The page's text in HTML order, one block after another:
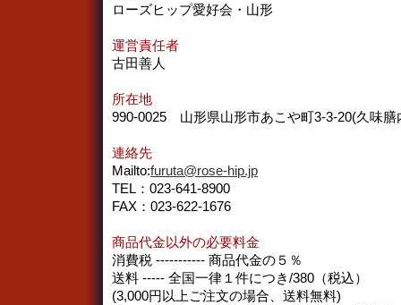
ローズヒップ愛好会・山形
運営責任者
古田善人
所在地
990-0025 山形県山形市あこや町3-3-20(久味膳
連絡先
Mailto:furuta@rose-hip.jp
TEL：023-641-8900
FAX：023-622-1676
商品代金以外の必要料金
消費税 ----------- 商品代金の５％
送料 ----- 全国一律１件につき/380（税込）
(3,000円以上ご注文の場合、送料無料)